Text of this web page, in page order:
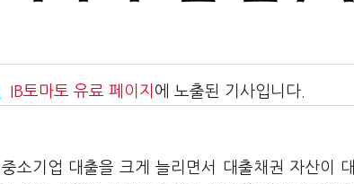
IB토마토 유료 페이지 에 노출된 기사입니다.
소기업 대출을 크게 늘리면서 대출채권 자산이